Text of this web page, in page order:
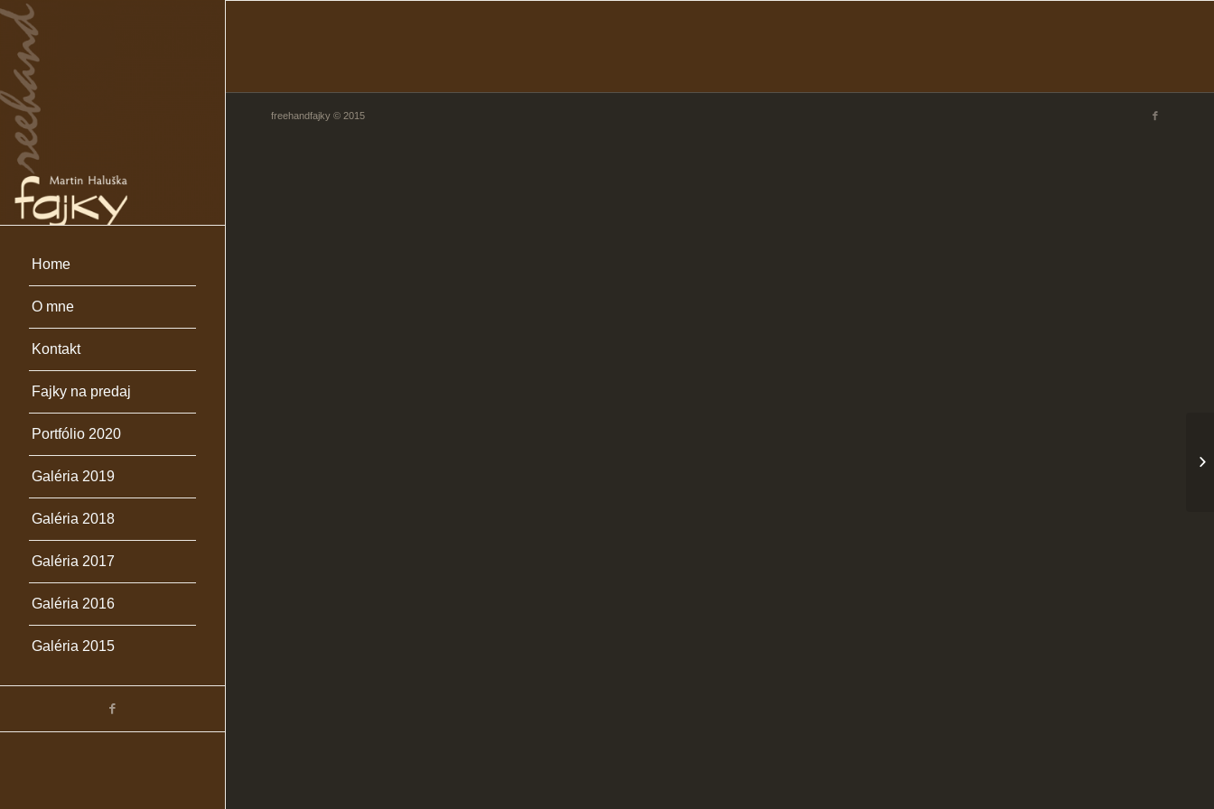
Home
O mne
Kontakt
Fajky na predaj
Portfólio 2020
Galéria 2019
Galéria 2018
Galéria 2017
Galéria 2016
Galéria 2015
freehandfajky © 2015